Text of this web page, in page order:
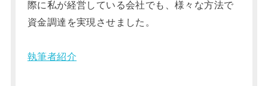
際に私が経営している会社でも、様々な方法で
資金調達を実現させました。
執筆者紹介